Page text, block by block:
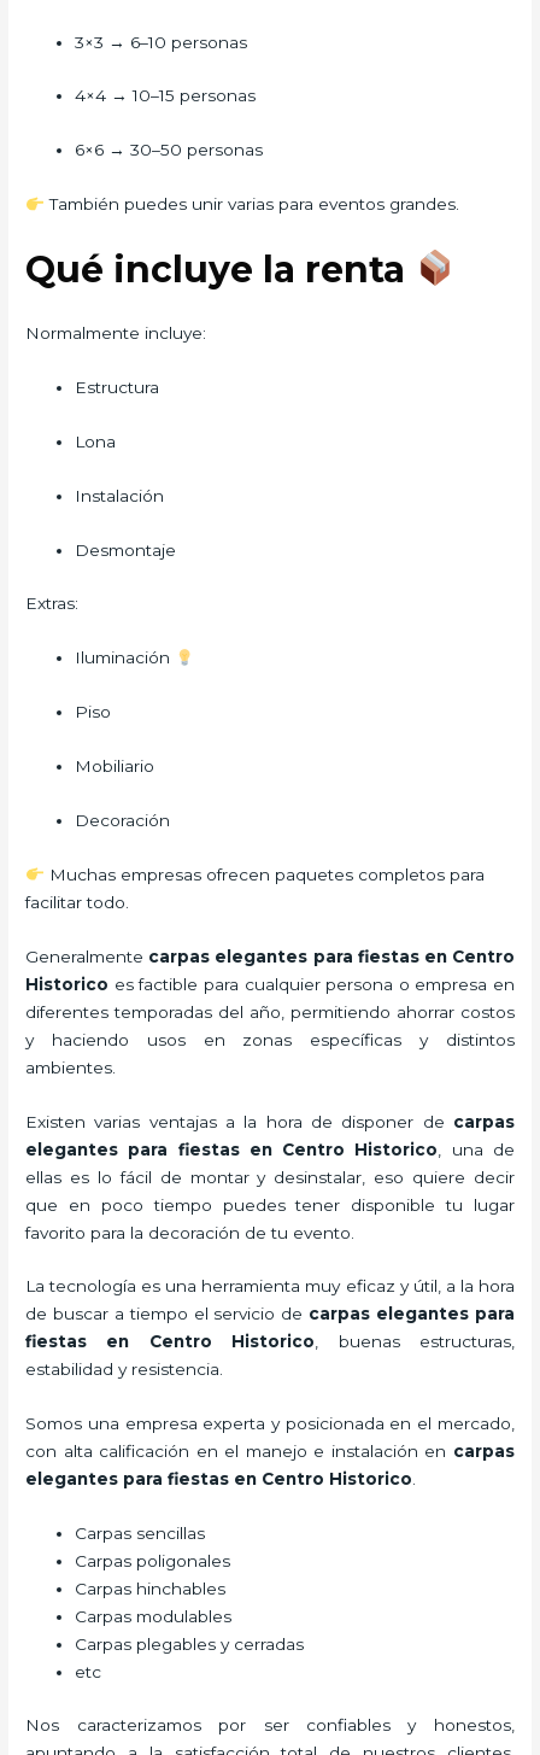
3×3 → 6–10 personas
4×4 → 10–15 personas
6×6 → 30–50 personas
También puedes unir varias para eventos grandes.
Qué incluye la renta
Normalmente incluye:
Estructura
Lona
Instalación
Desmontaje
Extras:
Iluminación
Piso
Mobiliario
Decoración
Muchas empresas ofrecen paquetes completos para
facilitar todo.
Generalmente carpas elegantes para fiestas en Centro
Historico es factible para cualquier persona o empresa en
diferentes temporadas del año, permitiendo ahorrar costos
y haciendo usos en zonas específicas y distintos
ambientes.
Existen varias ventajas a la hora de disponer de carpas
elegantes para fiestasen Centro Historico , una de
ellas es lo fácil de montar y desinstalar, eso quiere decir
que en poco tiempo puedes tener disponible tu lugar
favorito para la decoración de tu evento.
La tecnología es una herramienta muy eficaz y útil, a la hora
de buscar a tiempo el servicio de carpas elegantes para
fiestas en Centro Historico, buenas estructuras,
estabilidad y resistencia.
Somos una empresa experta y posicionada en el mercado,
con alta calificación en el manejo e instalación en carpas
elegantes para fiestas en Centro Historico.
Carpas sencillas
Carpas poligonales
Carpas hinchables
Carpas modulables
Carpas plegables y cerradas
etc
Nos caracterizamos por ser confiables y honestos,